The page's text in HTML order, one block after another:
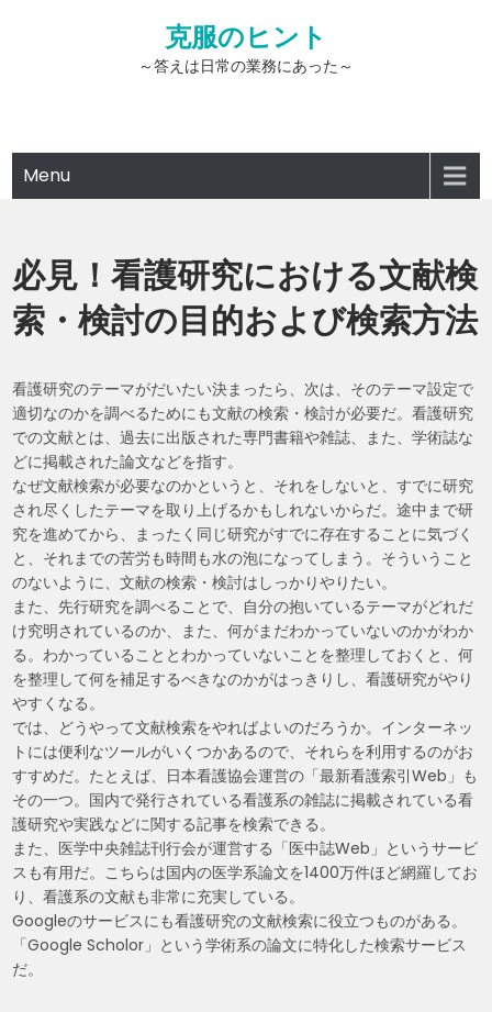
克服のヒント
～答えは日常の業務にあった～
Menu
必見！看護研究における文献検
索・検討の目的および検索方法
看護研究のテーマがだいたい決まったら、次は、そのテーマ設定で
適切なのかを調べるためにも文献の検索・検討が必要だ。看護研究
での文献とは、過去に出版された専門書籍や雑誌、また、学術誌な
どに掲載された論文などを指す。
なぜ文献検索が必要なのかというと、それをしないと、すでに研究
され尽くしたテーマを取り上げるかもしれないからだ。途中まで研
究を進めてから、まったく同じ研究がすでに存在することに気づく
と、それまでの苦労も時間も水の泡になってしまう。そういうこと
のないように、文献の検索・検討はしっかりやりたい。
また、先行研究を調べることで、自分の抱いているテーマがどれだ
け究明されているのか、また、何がまだわかっていないのかがわか
る。わかっていることとわかっていないことを整理しておくと、何
を整理して何を補足するべきなのかがはっきりし、看護研究がやり
やすくなる。
では、どうやって文献検索をやればよいのだろうか。インターネッ
トには便利なツールがいくつかあるので、それらを利用するのがお
すすめだ。たとえば、日本看護協会運営の「最新看護索引Web」も
その一つ。国内で発行されている看護系の雑誌に掲載されている看
護研究や実践などに関する記事を検索できる。
また、医学中央雑誌刊行会が運営する「医中誌Web」というサービ
スも有用だ。こちらは国内の医学系論文を1400万件ほど網羅してお
り、看護系の文献も非常に充実している。
Googleのサービスにも看護研究の文献検索に役立つものがある。
「Google Scholor」という学術系の論文に特化した検索サービス
だ。